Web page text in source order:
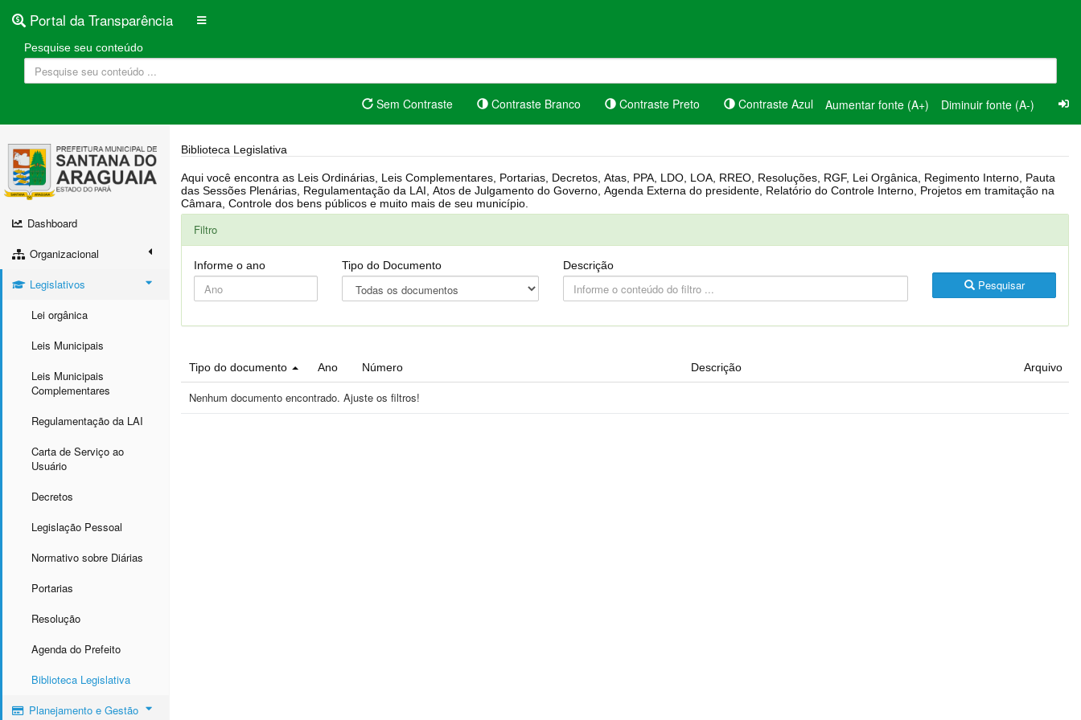
Portal da Transparência
Pesquise seu conteúdo
Sem Contraste Contraste Branco Contraste Preto Contraste Azul Aumentar fonte (A+) Diminuir fonte (A-)
Dashboard
Organizacional
Legislativos
Lei orgânica
Leis Municipais
Leis Municipais
Complementares
Regulamentação da LAI
Carta de Serviço ao
Usuário
Decretos
Legislação Pessoal
Normativo sobre Diárias
Portarias
Resolução
Agenda do Prefeito
Biblioteca Legislativa
Planejamento e Gestão
Biblioteca Legislativa
Aqui você encontra as Leis Ordinárias, Leis Complementares, Portarias, Decretos, Atas, PPA, LDO, LOA, RREO, Resoluções, RGF, Lei Orgânica, Regimento Interno, Pauta
das Sessões Plenárias, Regulamentação da LAI, Atos de Julgamento do Governo, Agenda Externa do presidente, Relatório do Controle Interno, Projetos em tramitação na
Câmara, Controle dos bens públicos e muito mais de seu município.
Filtro
Informe o ano Tipo do Documento Descrição
Pesquisar
Tipo do documento Ano Número Descrição Arquivo
Nenhum documento encontrado. Ajuste os filtros!